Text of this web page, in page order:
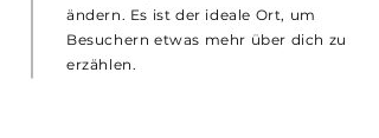
ändern. Es ist der ideale Ort, um
Besuchern etwas mehr über dich zu
erzählen.